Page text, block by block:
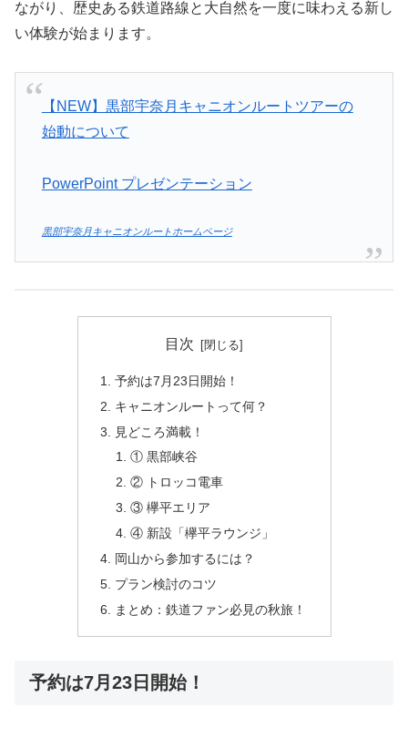
ながり、歴史ある鉄道路線と大自然を一度に味わえる新し
い体験が始まります。
【NEW】黒部宇奈月キャニオンルートツアーの
始動について
PowerPoint プレゼンテーション
黒部宇奈月キャニオンルートホームページ
目次
予約は7月23日開始！
キャニオンルートって何？
見どころ満載！
① 黒部峡谷
② トロッコ電車
③ 欅平エリア
④ 新設「欅平ラウンジ」
岡山から参加するには？
プラン検討のコツ
まとめ：鉄道ファン必見の秋旅！
予約は7月23日開始！